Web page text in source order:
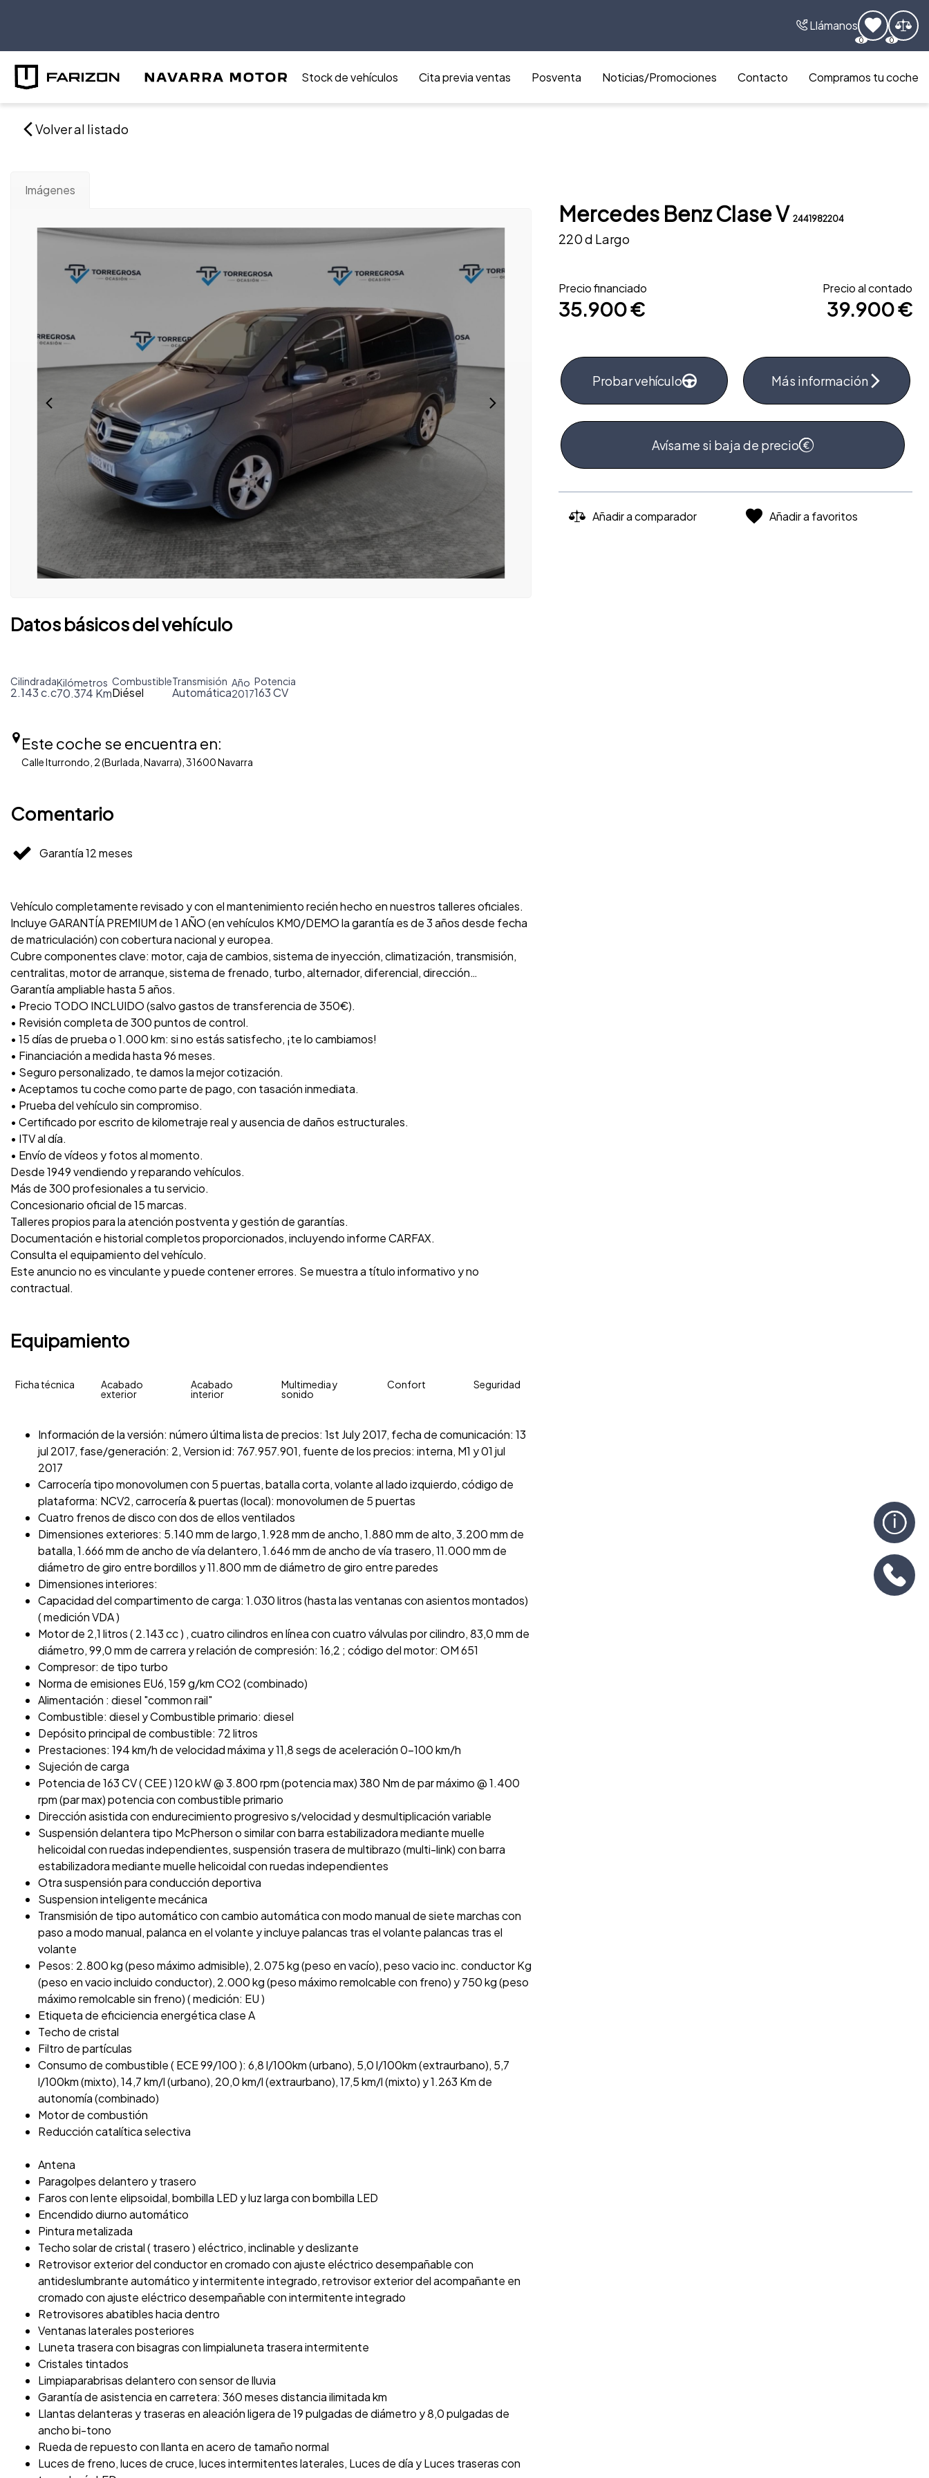
Llámanos
0 0
Stock de vehículos Cita previa ventas Posventa Noticias/Promociones Contacto Compramos tu coche
Volver al listado
Imágenes
Mercedes Benz Clase V 2441982204
220 d Largo
Precio financiado
35.900 €
Precio al contado
39.900 €
Probar vehículo Más información
Avísame si baja de precio
Añadir a comparador Añadir a favoritos
Datos básicos del vehículo
Cilindrada
2.143 c.c
Kilómetros
70.374 Km
Combustible
Diésel
Transmisión
Automática
Año
2017
Potencia
163 CV
Este coche se encuentra en:
Calle Iturrondo, 2 (Burlada, Navarra), 31600 Navarra
Comentario
Garantía 12 meses
Vehículo completamente revisado y con el mantenimiento recién hecho en nuestros talleres oficiales.
Incluye GARANTÍA PREMIUM de 1 AÑO (en vehículos KM0/DEMO la garantía es de 3 años desde fecha
de matriculación) con cobertura nacional y europea.
Cubre componentes clave: motor, caja de cambios, sistema de inyección, climatización, transmisión,
centralitas, motor de arranque, sistema de frenado, turbo, alternador, diferencial, dirección…
Garantía ampliable hasta 5 años.
• Precio TODO INCLUIDO (salvo gastos de transferencia de 350€).
• Revisión completa de 300 puntos de control.
• 15 días de prueba o 1.000 km: si no estás satisfecho, ¡te lo cambiamos!
• Financiación a medida hasta 96 meses.
• Seguro personalizado, te damos la mejor cotización.
• Aceptamos tu coche como parte de pago, con tasación inmediata.
• Prueba del vehículo sin compromiso.
• Certificado por escrito de kilometraje real y ausencia de daños estructurales.
• ITV al día.
• Envío de vídeos y fotos al momento.
Desde 1949 vendiendo y reparando vehículos.
Más de 300 profesionales a tu servicio.
Concesionario oficial de 15 marcas.
Talleres propios para la atención postventa y gestión de garantías.
Documentación e historial completos proporcionados, incluyendo informe CARFAX.
Consulta el equipamiento del vehículo.
Este anuncio no es vinculante y puede contener errores. Se muestra a título informativo y no
contractual.
Equipamiento
Ficha técnica
Información de la versión: número última lista de precios: 1st July 2017, fecha de comunicación: 13
jul 2017, fase/generación: 2, Version id: 767.957.901, fuente de los precios: interna, M1 y 01 jul
2017
Carrocería tipo monovolumen con 5 puertas, batalla corta, volante al lado izquierdo, código de
plataforma: NCV2, carrocería & puertas (local): monovolumen de 5 puertas
Cuatro frenos de disco con dos de ellos ventilados
Dimensiones exteriores: 5.140 mm de largo, 1.928 mm de ancho, 1.880 mm de alto, 3.200 mm de
batalla, 1.666 mm de ancho de vía delantero, 1.646 mm de ancho de vía trasero, 11.000 mm de
diámetro de giro entre bordillos y 11.800 mm de diámetro de giro entre paredes
Dimensiones interiores:
Capacidad del compartimento de carga: 1.030 litros (hasta las ventanas con asientos montados)
( medición VDA )
Motor de 2,1 litros ( 2.143 cc ) , cuatro cilindros en línea con cuatro válvulas por cilindro, 83,0 mm de
diámetro, 99,0 mm de carrera y relación de compresión: 16,2 ; código del motor: OM 651
Compresor: de tipo turbo
Norma de emisiones EU6, 159 g/km CO2 (combinado)
Alimentación : diesel "common rail"
Combustible: diesel y Combustible primario: diesel
Depósito principal de combustible: 72 litros
Prestaciones: 194 km/h de velocidad máxima y 11,8 segs de aceleración 0-100 km/h
Sujeción de carga
Potencia de 163 CV ( CEE ) 120 kW @ 3.800 rpm (potencia max) 380 Nm de par máximo @ 1.400
rpm (par max) potencia con combustible primario
Dirección asistida con endurecimiento progresivo s/velocidad y desmultiplicación variable
Suspensión delantera tipo McPherson o similar con barra estabilizadora mediante muelle
helicoidal con ruedas independientes, suspensión trasera de multibrazo (multi-link) con barra
estabilizadora mediante muelle helicoidal con ruedas independientes
Otra suspensión para conducción deportiva
Suspension inteligente mecánica
Transmisión de tipo automático con cambio automática con modo manual de siete marchas con
paso a modo manual, palanca en el volante y incluye palancas tras el volante palancas tras el
volante
Pesos: 2.800 kg (peso máximo admisible), 2.075 kg (peso en vacío), peso vacio inc. conductor Kg
(peso en vacio incluido conductor), 2.000 kg (peso máximo remolcable con freno) y 750 kg (peso
máximo remolcable sin freno) ( medición: EU )
Etiqueta de eficiciencia energética clase A
Techo de cristal
Filtro de partículas
Consumo de combustible ( ECE 99/100 ): 6,8 l/100km (urbano), 5,0 l/100km (extraurbano), 5,7
l/100km (mixto), 14,7 km/l (urbano), 20,0 km/l (extraurbano), 17,5 km/l (mixto) y 1.263 Km de
autonomía (combinado)
Motor de combustión
Reducción catalítica selectiva
Acabado
exterior
Antena
Paragolpes delantero y trasero
Faros con lente elipsoidal, bombilla LED y luz larga con bombilla LED
Encendido diurno automático
Pintura metalizada
Techo solar de cristal ( trasero ) eléctrico, inclinable y deslizante
Retrovisor exterior del conductor en cromado con ajuste eléctrico desempañable con
antideslumbrante automático y intermitente integrado, retrovisor exterior del acompañante en
cromado con ajuste eléctrico desempañable con intermitente integrado
Retrovisores abatibles hacia dentro
Ventanas laterales posteriores
Luneta trasera con bisagras con limpialuneta trasera intermitente
Cristales tintados
Limpiaparabrisas delantero con sensor de lluvia
Garantía de asistencia en carretera: 360 meses distancia ilimitada km
Llantas delanteras y traseras en aleación ligera de 19 pulgadas de diámetro y 8,0 pulgadas de
ancho bi-tono
Rueda de repuesto con llanta en acero de tamaño normal
Luces de freno, luces de cruce, luces intermitentes laterales, Luces de día y Luces traseras con
Acabado
interior
Multimedia y
sonido
Confort Seguridad